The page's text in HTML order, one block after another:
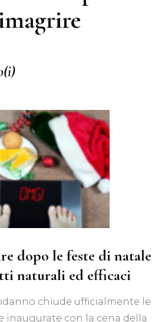
dopo le feste di natale
naturali ed efficaci
chiude ufficialmente le
inaugurate con la cena della